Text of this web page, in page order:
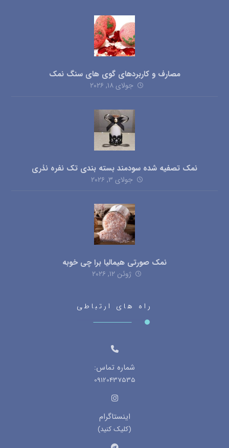
مصارف و کاربردهای گوی های سنگ نمک
جولای ۱۸, ۲۰۲۶
نمک تصفیه شده سودمند بسته بندی تک نفره نذری
جولای ۳, ۲۰۲۶
نمک صورتی هیمالیا برا چی خوبه
ژوئن ۱۲, ۲۰۲۶
راه های ارتباطی
شماره تماس:
09120437535
اینستاگرام
(کلیک کنید)